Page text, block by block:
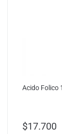
Acido Folico
$17.700